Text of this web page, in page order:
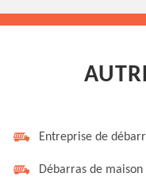
Entreprise de
Débarras de